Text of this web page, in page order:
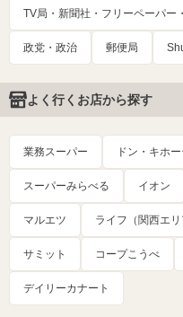
TV局・新聞社・フリーペーパー
政党・政治 郵便局
よく行くお店から探す
業務スーパー ドン・キホー
スーパーみらべる イオン
マルエツ ライフ（関西エリ
サミット コープこうべ
デイリーカナート